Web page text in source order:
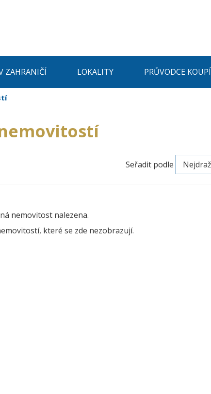
ZAHRANIČÍ LOKALITY PRŮVODCE KOUPÍ
Seřadit podle
nemovitost nalezena.
které se zde nezobrazují.